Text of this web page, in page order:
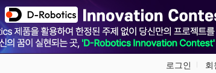
로그인 회